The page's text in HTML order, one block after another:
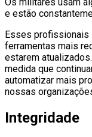
e estão
Esses profissionais
ferramentas mais
estarem
medida que
automatizar mais
nossas
Integridade